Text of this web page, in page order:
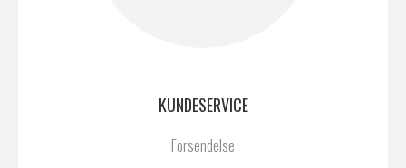
KUNDESERVICE
Forsendelse